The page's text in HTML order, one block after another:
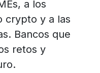
a los
crypto y a las
Bancos que
retos y